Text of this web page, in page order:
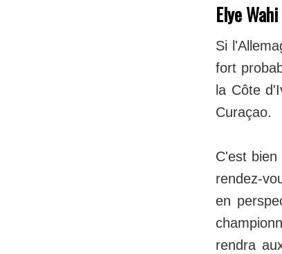
Elye
Si
fort
la Côte
Curaçao.
C'est
rendez-
en
rendra